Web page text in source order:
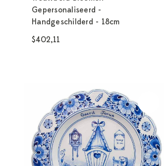
Gepersonaliseerd -
Handgeschilderd - 18cm
$402,11